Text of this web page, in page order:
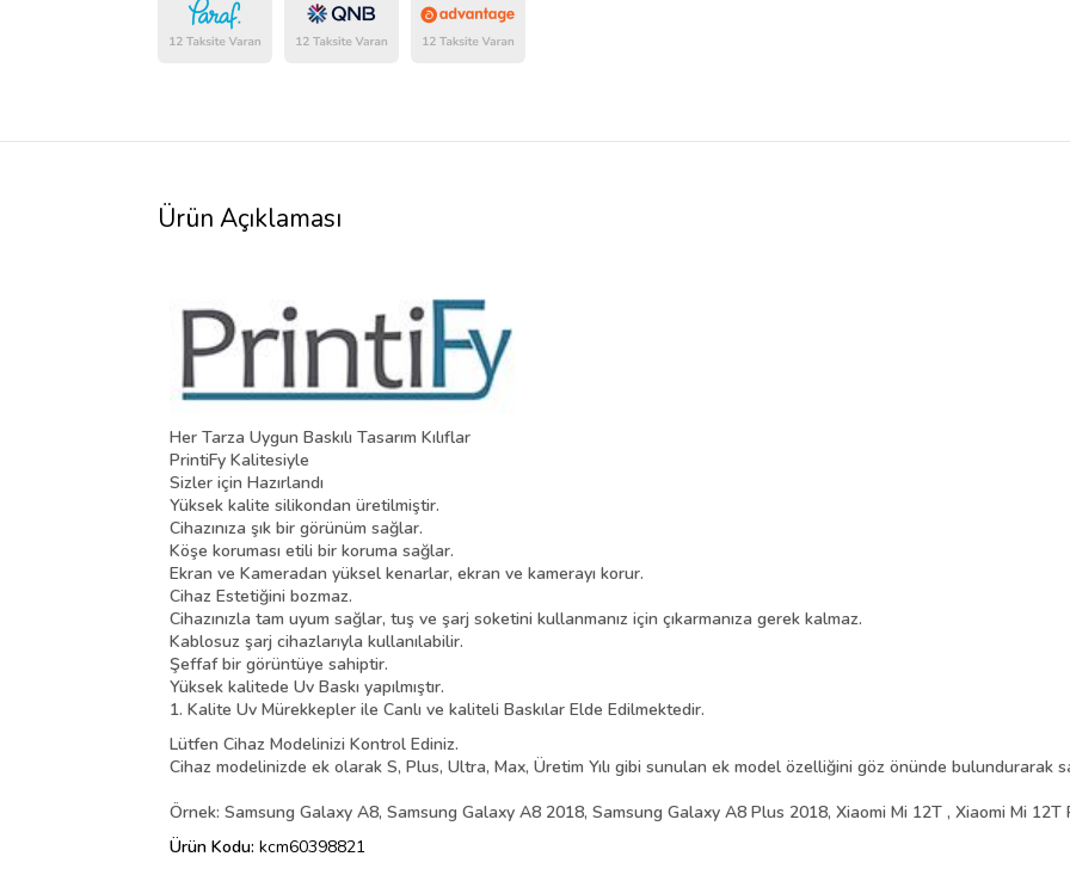
Ürün Açıklaması
Her Tarza Uygun Baskılı Tasarım Kılıflar
PrintiFy Kalitesiyle
Sizler için Hazırlandı
Yüksek kalite silikondan üretilmiştir.
Cihazınıza şık bir görünüm sağlar.
Köşe koruması etili bir koruma sağlar.
Ekran ve Kameradan yüksel kenarlar, ekran ve kamerayı korur.
Cihaz Estetiğini bozmaz.
Cihazınızla tam uyum sağlar, tuş ve şarj soketini kullanmanız için çıkarmanıza gerek kalmaz.
Kablosuz şarj cihazlarıyla kullanılabilir.
Şeffaf bir görüntüye sahiptir.
Yüksek kalitede Uv Baskı yapılmıştır.
1. Kalite Uv Mürekkepler ile Canlı ve kaliteli Baskılar Elde Edilmektedir.
Lütfen Cihaz Modelinizi Kontrol Ediniz.
Cihaz modelinizde ek olarak S, Plus, Ultra, Max, Üretim Yılı gibi sunulan ek model özelliğini göz önünde bulundurarak
Örnek: Samsung Galaxy A8, Samsung Galaxy A8 2018, Samsung Galaxy A8 Plus 2018, Xiaomi Mi 12T , Xiaomi Mi 12T
Ürün Kodu: kcm60398821